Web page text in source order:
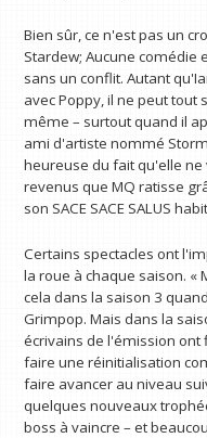
Bien sûr, ce n'est pas un
Stardew; Aucune comédie
sans un conflit. Autant
avec Poppy, il ne peut
même – surtout quand il
ami d'artiste nommé
heureuse du fait qu'elle
revenus que MQ ratisse
son SACE SACE SALUS
Certains spectacles ont
la roue à chaque saison. «
cela dans la saison 3
Grimpop. Mais dans la
écrivains de l'émission
faire une réinitialisation
faire avancer au niveau
quelques nouveaux
boss à vaincre – et